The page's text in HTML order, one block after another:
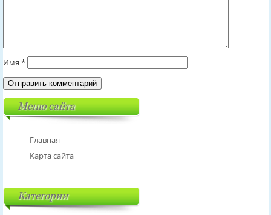
Имя *
Меню сайта
Главная
Карта сайта
Категории